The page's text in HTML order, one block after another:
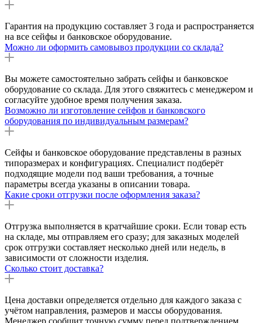
Гарантия на продукцию составляет 3 года и распространяется
на все сейфы и банковское оборудование.
Можно ли оформить самовывоз продукции со склада?
Вы можете самостоятельно забрать сейфы и банковское
оборудование со склада. Для этого свяжитесь с менеджером и
согласуйте удобное время получения заказа.
Возможно ли изготовление сейфов и банковского
оборудования по индивидуальным размерам?
Сейфы и банковское оборудование представлены в разных
типоразмерах и конфигурациях. Специалист подберёт
подходящие модели под ваши требования, а точные
параметры всегда указаны в описании товара.
Какие сроки отгрузки после оформления заказа?
Отгрузка выполняется в кратчайшие сроки. Если товар есть
на складе, мы отправляем его сразу; для заказных моделей
срок отгрузки составляет несколько дней или недель, в
зависимости от сложности изделия.
Сколько стоит доставка?
Цена доставки определяется отдельно для каждого заказа с
учётом направления, размеров и массы оборудования.
Менеджер сообщит точную сумму перед подтверждением